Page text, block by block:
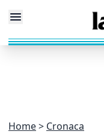
Home Cronaca